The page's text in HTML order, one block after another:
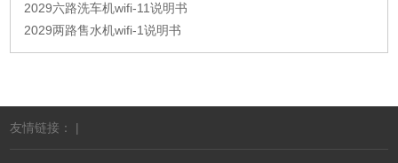
2029六路洗车机wifi-11说明书
2029两路售水机wifi-1说明书
友情链接： |